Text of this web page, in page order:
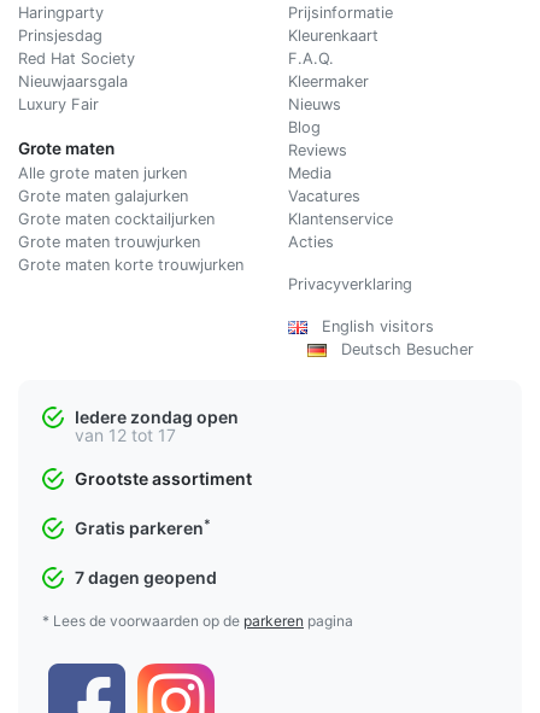
Haringparty
Prinsjesdag
Red Hat Society
Nieuwjaarsgala
Luxury Fair
Grote maten
Alle grote maten jurken
Grote maten galajurken
Grote maten cocktailjurken
Grote maten trouwjurken
Grote maten korte trouwjurken
Prijsinformatie
Kleurenkaart
F.A.Q.
Kleermaker
Nieuws
Blog
Reviews
Media
Vacatures
Klantenservice
Acties
Privacyverklaring
English visitors
Deutsch Besucher
Iedere zondag open
van 12 tot 17
Grootste assortiment
Gratis parkeren*
7 dagen geopend
* Lees de voorwaarden op de parkeren pagina